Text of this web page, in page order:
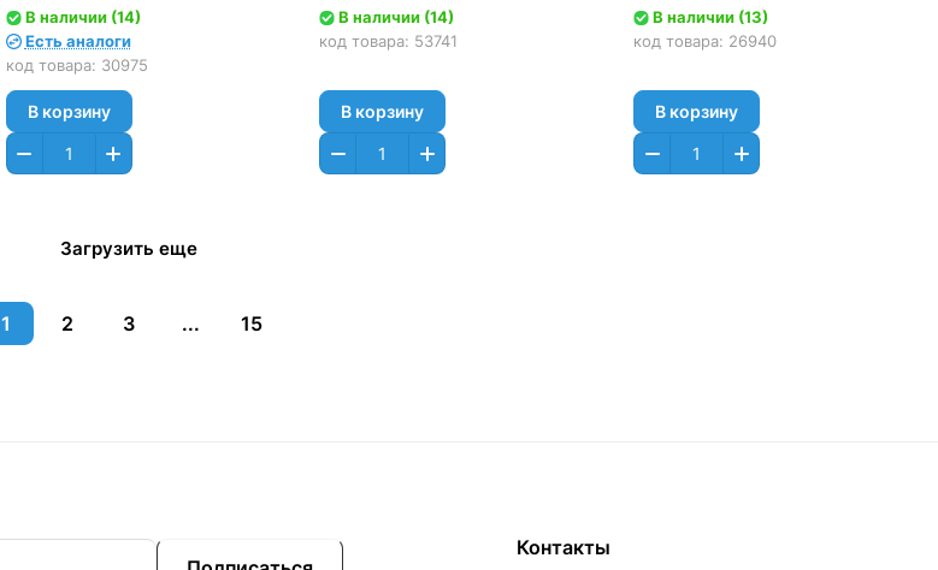
В наличии (14)
Есть аналоги
код товара: 30975
В корзину
В наличии (14)
код товара: 53741
В корзину
7070 Лайт/Asia
(ФОТОВАЛ,
В наличии (13)
код товара: 26940
В корзину
Загрузить еще
1 2 3 ... 15
Контакты